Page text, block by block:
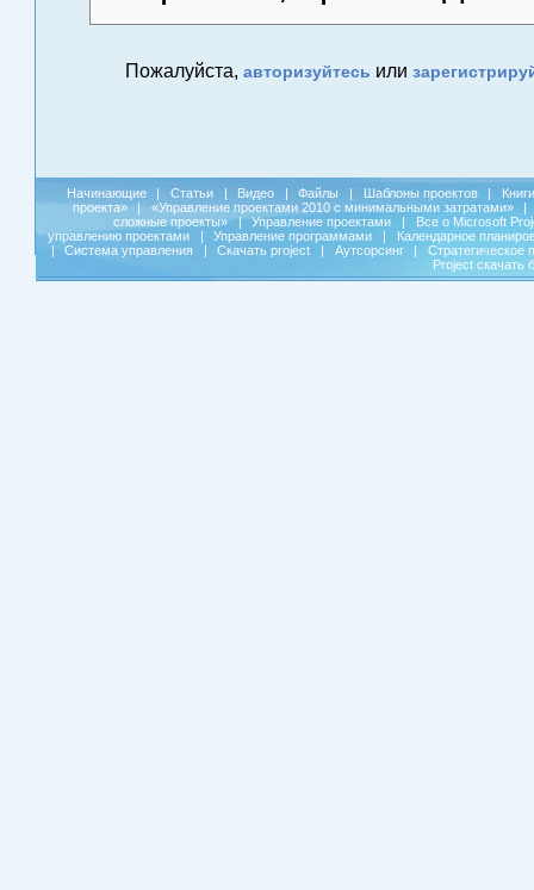
Пожалуйста, авторизуйтесь или
Начинающие | Статьи | Видео | Файлы | Шаблоны проектов |
Книги
проекта»
| «Управление проектами 2010 с минимальными затратами»
|
сложные проекты»
| Управление проектами |
Все о Microsoft
управлению проектами
| Управление программами |
Календарное
|
Система управления | Скачать project | Аутсорсинг |
Стратегическое
Project скачать